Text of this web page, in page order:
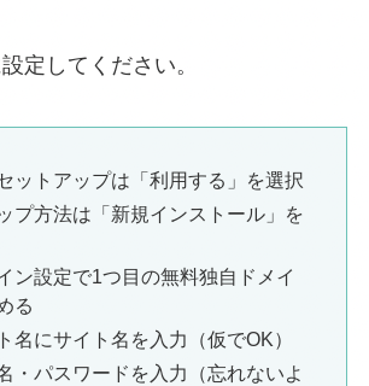
定してください。
ットアップは「利用する」を選択
プ方法は「新規インストール」を
ン設定で1つ目の無料独自ドメイ
る
名にサイト名を入力（仮でOK）
・パスワードを入力（忘れないよ